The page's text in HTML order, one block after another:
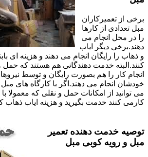
برخی از تعمیرکاران
مبل تعدادی از کارها
را در محل انجام می
دهند.برخی دیگر ایاب
و ذهاب را رایگان انجام می دهند و هزینه ای
کنند.البته خدمت دهندگانی هم هستند که حمل
انجام کار را هم بصورت رایگان و توسط
خودشان انجام می دهند.اگر با کارگاه های
می توانید از امکانات حمل و نقلی که معمولا با
کارمی کنند خدمت بگیرید و هزینه ایاب ذهاب
توصیه خدمت دهنده تعمیر
مبل و رویه کوبی مبل